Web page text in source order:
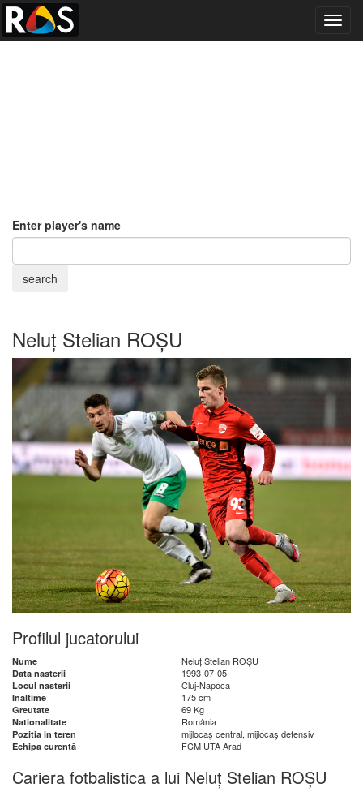
Enter player's name
Neluț Stelian ROȘU
Profilul jucatorului
Nume Neluț Stelian ROȘU
Data nasterii 1993-07-05
Locul nasterii Cluj-Napoca
Inaltime 175 cm
Greutate 69 Kg
Nationalitate România
Pozitia in teren mijlocaş central, mijlocaş defensiv
Echipa curentă FCM UTA Arad
Cariera fotbalistica a lui Neluț Stelian ROȘU